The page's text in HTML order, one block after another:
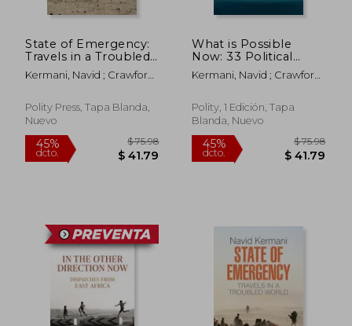
45%
dcto.
$ 46.31 45%
dcto.
State of Emergency:
Travels in a Troubled
World (en Inglés)
Kermani, Navid ; Crawford,
Polity Press, Tapa Blanda,
Nuevo
What is Possible
Now: 33 Political
Situations (en Inglés)
Kermani, Navid ; Crawford,
Polity, 1 Edición, Tapa
Blanda, Nuevo